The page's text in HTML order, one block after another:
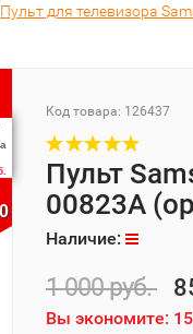
Пульт для телевизора
Код товара: 126437
Пульт
00823A
Наличие:
1 000 руб.
Вы экономите: